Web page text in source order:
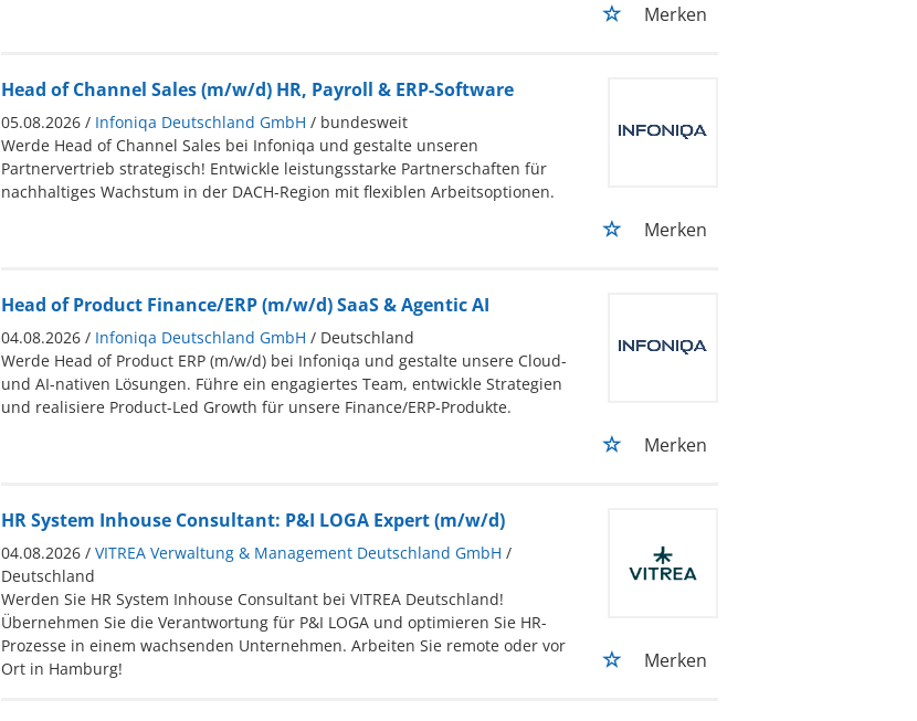
Merken
Head of Channel Sales (m/w/d) HR, Payroll & ERP-Software
05.08.2026 / Infoniqa Deutschland GmbH / bundesweit
Werde Head of Channel Sales bei Infoniqa und gestalte unseren
Partnervertrieb strategisch! Entwickle leistungsstarke Partnerschaften für
nachhaltiges Wachstum in der DACH-Region mit flexiblen Arbeitsoptionen.
Merken
Head of Product Finance/ERP (m/w/d) SaaS & Agentic AI
04.08.2026 / Infoniqa Deutschland GmbH / Deutschland
Werde Head of Product ERP (m/w/d) bei Infoniqa und gestalte unsere Cloud-
und AI-nativen Lösungen. Führe ein engagiertes Team, entwickle Strategien
und realisiere Product-Led Growth für unsere Finance/ERP-Produkte.
Merken
HR System Inhouse Consultant: P&I LOGA Expert (m/w/d)
04.08.2026 / VITREA Verwaltung & Management Deutschland GmbH /
Deutschland
Werden Sie HR System Inhouse Consultant bei VITREA Deutschland!
Übernehmen Sie die Verantwortung für P&I LOGA und optimieren Sie HR-
Prozesse in einem wachsenden Unternehmen. Arbeiten Sie remote oder vor
Ort in Hamburg!
Merken